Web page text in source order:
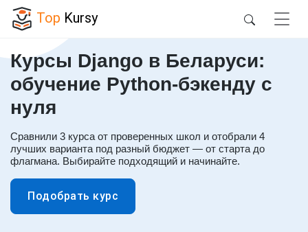
Top Kursy
Курсы Django в Беларуси:
обучение Python-бэкенду с
нуля
Сравнили 3 курса от проверенных школ и отобрали 4
лучших варианта под разный бюджет — от старта до
флагмана. Выбирайте подходящий и начинайте.
Подобрать курс